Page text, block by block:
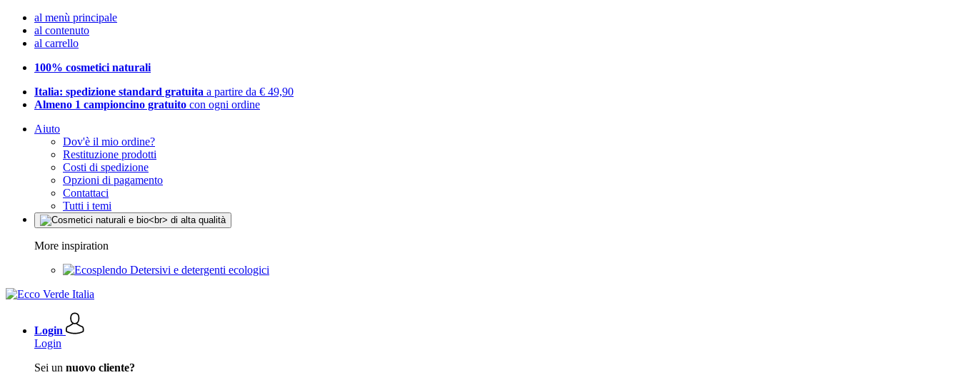
al menù principale
al contenuto
al carrello
100% cosmetici naturali
Italia: spedizione standard gratuita a partire da € 49,90
Almeno 1 campioncino gratuito con ogni ordine
Aiuto
Dov'è il mio ordine?
Restituzione prodotti
Costi di spedizione
Opzioni di pagamento
Contattaci
Tutti i temi
More inspiration
Detersivi e detergenti ecologici
Login
Login
Sei un nuovo cliente?